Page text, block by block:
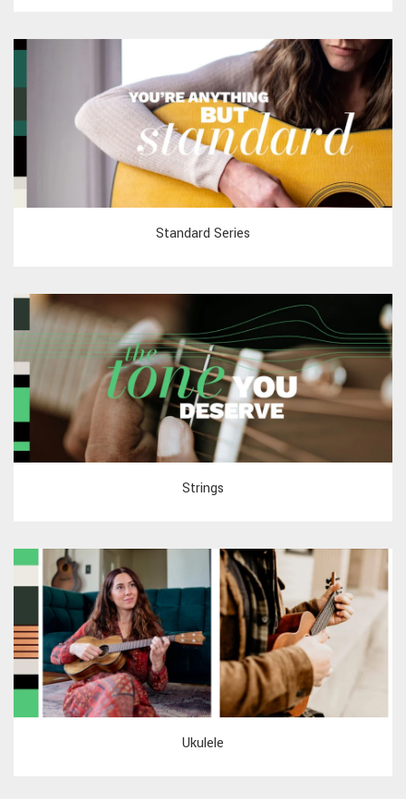
Standard Series
Strings
Ukulele